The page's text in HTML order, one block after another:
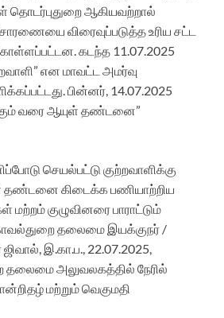
தொடர்புதுறை ஆகியவற்றால்
விரைவுப்படுத்த உரிய சட்ட
கடந்த 11.07.2025
என மாவட்ட அமர்வு
பின்னர், 14.07.2025
வரை ஆயுள் தண்டனை”
செயல்பட்டு குற்றவாளிக்கு
தண்டனை கிடைக்க பணியாற்றிய
மற்றம் குழுவினரை பாராட்டும்
தலைமை இயக்குநர் /
இ.கா.ப., 22.07.2025,
அலுவலகத்தில் நேரில்
மற்றும் வெகுமதி